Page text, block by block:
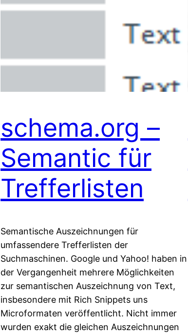
schema.org –
Semantic für
Trefferlisten
Semantische Auszeichnungen für
umfassendere Trefferlisten der
Suchmaschinen. Google und Yahoo! haben in
der Vergangenheit mehrere Möglichkeiten
zur semantischen Auszeichnung von Text,
insbesondere mit Rich Snippets uns
Microformaten veröffentlicht. Nicht immer
wurden exakt die gleichen Auszeichnungen